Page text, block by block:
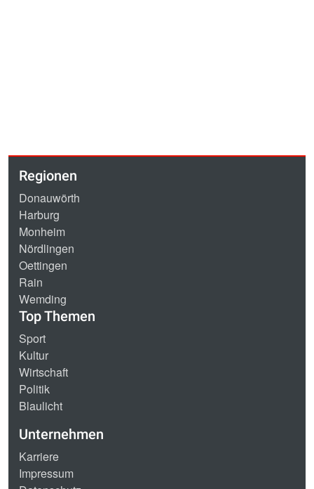
Regionen
Donauwörth
Harburg
Monheim
Nördlingen
Oettingen
Rain
Wemding
Top Themen
Sport
Kultur
Wirtschaft
Politik
Blaulicht
Unternehmen
Karriere
Impressum